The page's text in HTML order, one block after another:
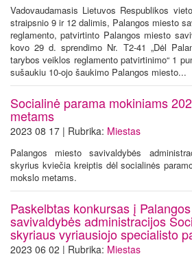
Vadovaudamasis Lietuvos Respublikos
straipsnio 9 ir 12 dalimis, Palangos miesto
reglamento, patvirtinto Palangos miesto
kovo 29 d. sprendimo Nr. T2-41 „Dėl
tarybos veiklos reglamento patvirtinimo“ 1
sušaukiu 10-ojo šaukimo Palangos miesto...
Socialinė parama mokiniams
metams
2023 08 17 | Rubrika: Miestas
Palangos miesto savivaldybės
skyrius kviečia kreiptis dėl socialinės
mokslo metams.
Paskelbtas konkursas į
savivaldybės administracijos
skyriaus vyriausiojo specialisto
2023 06 02 | Rubrika: Miestas